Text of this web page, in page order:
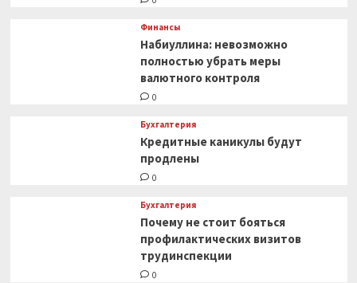
Финансы
Набиуллина: невозможно
полностью убрать меры
валютного контроля
0
Бухгалтерия
Кредитные каникулы будут
продлены
0
Бухгалтерия
Почему не стоит бояться
профилактических визитов
трудинспекции
0